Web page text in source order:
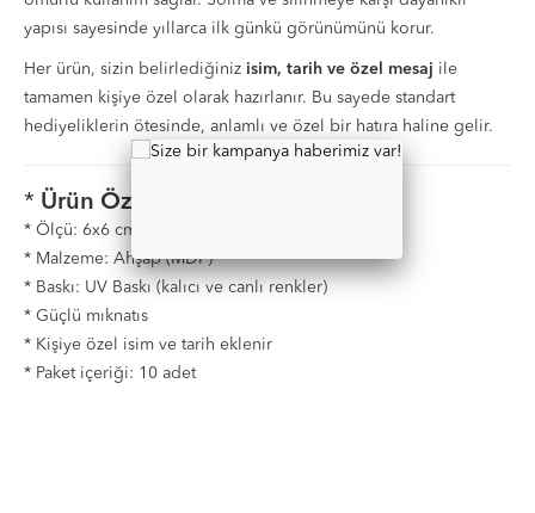
yapısı sayesinde yıllarca ilk günkü görünümünü korur.
Her ürün, sizin belirlediğiniz isim, tarih ve özel mesaj ile
tamamen kişiye özel olarak hazırlanır. Bu sayede standart
hediyeliklerin ötesinde, anlamlı ve özel bir hatıra haline gelir.
* Ürün Özellikleri
* Ölçü: 6x6 cm
* Malzeme: Ahşap (MDF)
* Baskı: UV Baskı (kalıcı ve canlı renkler)
* Güçlü mıknatıs
* Kişiye özel isim ve tarih eklenir
* Paket içeriği: 10 adet